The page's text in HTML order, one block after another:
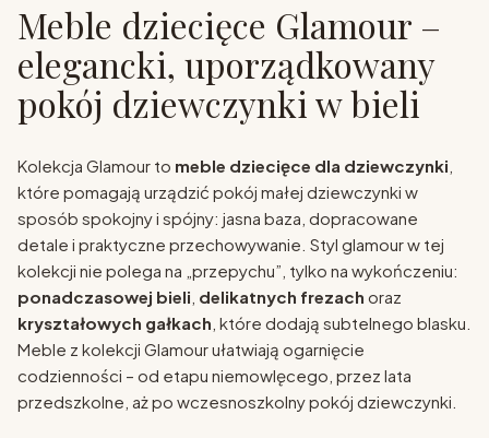
Meble dziecięce Glamour –
elegancki, uporządkowany
pokój dziewczynki w bieli
Kolekcja Glamour to meble dziecięce dla dziewczynki
które pomagają urządzić pokój małej dziewczynki w
sposób spokojny i spójny: jasna baza, dopracowane
detale i praktyczne przechowywanie. Styl glamour w tej
kolekcji nie polega na „przepychu”, tylko na wykończeniu:
ponadczasowej bieli delikatnych frezach oraz
kryształowych gałkach , które dodają subtelnego blasku.
Meble z kolekcji Glamour ułatwiają ogarnięcie
codzienności – od etapu niemowlęcego, przez lata
przedszkolne, aż po wczesnoszkolny pokój dziewczynki.